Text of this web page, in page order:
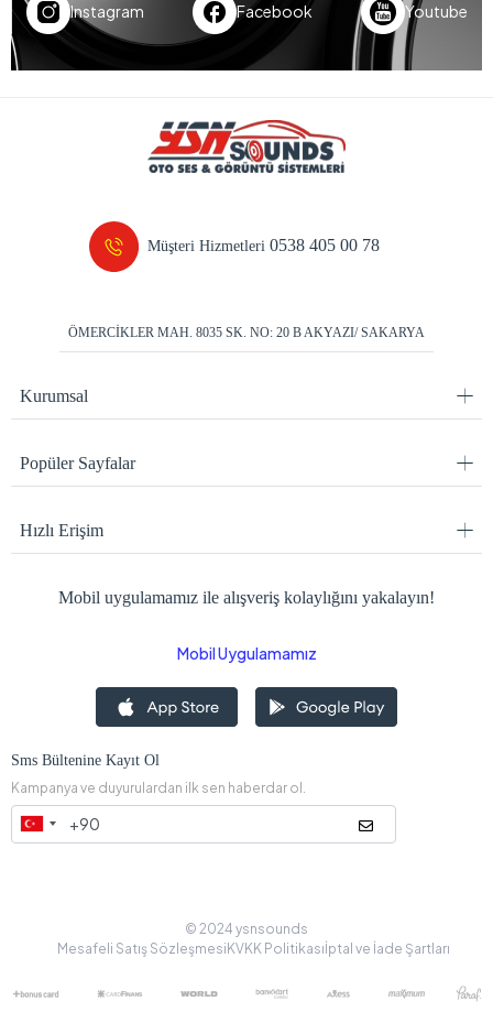
Instagram Facebook Youtube
Müşteri Hizmetleri0538 405 00 78
ÖMERCİKLER MAH. 8035 SK. NO: 20 B AKYAZI/ SAKARYA
Kurumsal
Popüler Sayfalar
Hızlı Erişim
Mobil uygulamamız ile alışveriş kolaylığını yakalayın!
Mobil Uygulamamız
Sms Bültenine Kayıt Ol
Kampanya ve duyurulardan ilk sen haberdar ol.
© 2024 ysnsounds
Mesafeli Satış Sözleşmesi KVKK Politikasıİptal ve İade Şartları